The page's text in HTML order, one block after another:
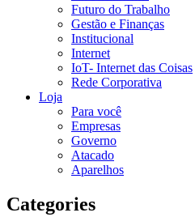
Futuro do Trabalho
Gestão e Finanças
Institucional
Internet
IoT- Internet das Coisas
Rede Corporativa
Loja
Para você
Empresas
Governo
Atacado
Aparelhos
Categories